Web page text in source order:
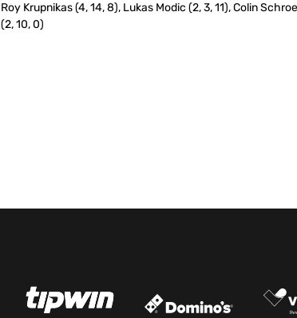
Roy Krupnikas (4, 14, 8), Lukas Modic (2, 3, 11), Colin
(2, 10, 0)